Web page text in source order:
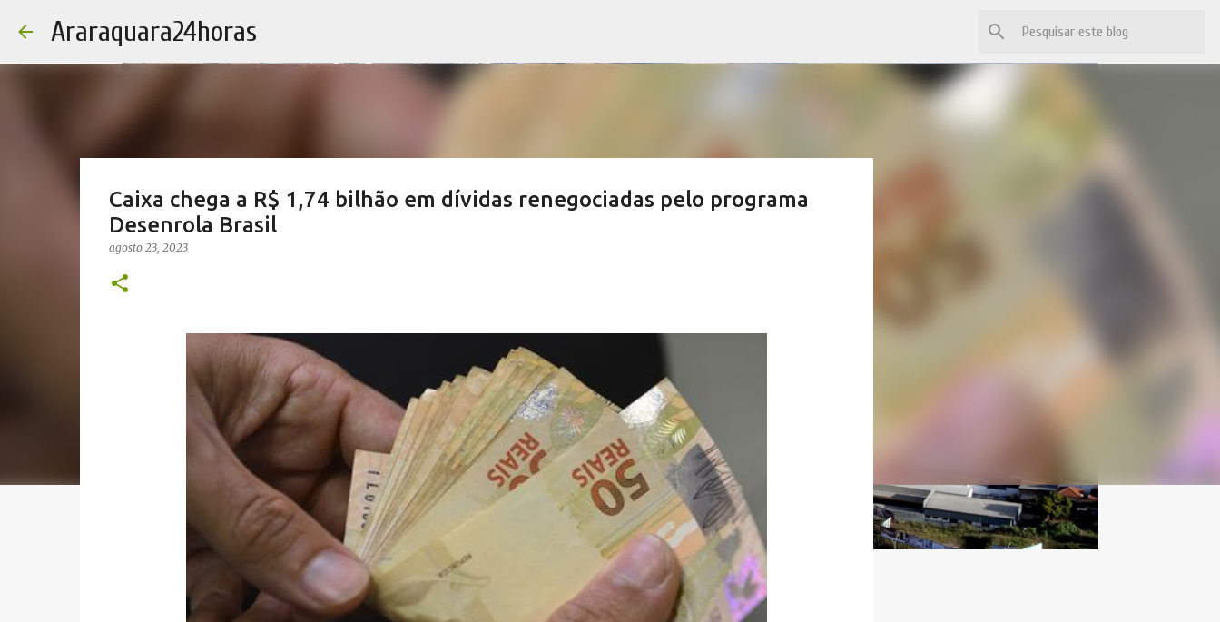
Araraquara24horas
Caixa chega a R$ 1,74 bilhão em dívidas renegociadas pelo programa
Desenrola Brasil
agosto 23, 2023